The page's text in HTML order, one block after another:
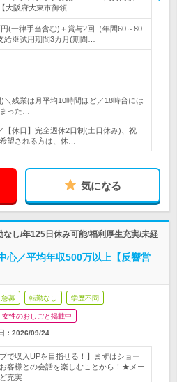
大阪府大東市御領…
円(一律手当含む)＋賞与2回（年間60～80
給※試用期間3カ月(期間…
＼残業は月平均10時間ほど／18時台には
った…
【休日】完全週休2日制(土日休み)、祝
望される方は、休…
気になる
し/年125日休み可能/福利厚生充実/未経
心／平均年収500万以上【反響営
急募 転勤なし 学歴不問
女性のおしごと掲載中
： 2026/09/24
で収入UPを目指せる！】まずはショー
客様との会話を楽しむことから！★メー
充実